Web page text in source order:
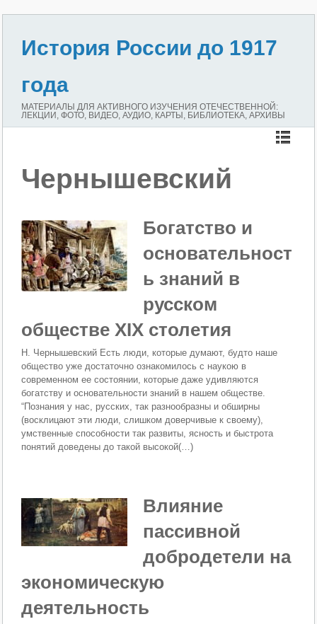
История России до 1917
года
МАТЕРИАЛЫ ДЛЯ АКТИВНОГО ИЗУЧЕНИЯ ОТЕЧЕСТВЕННОЙ:
ЛЕКЦИИ, ФОТО, ВИДЕО, АУДИО, КАРТЫ, БИБЛИОТЕКА, АРХИВЫ
Чернышевский
Богатство и
основательност
ь знаний в
русском
обществе XIX столетия
Н. Чернышевский Есть люди, которые думают, будто наше
общество уже достаточно ознакомилось с наукою в
современном ее состоянии, которые даже удивляются
богатству и основательности знаний в нашем обществе.
“Познания у нас, русских, так разнообразны и обширны
(воскли­цают эти люди, слишком доверчивые к своему),
умственные спо­собности так развиты, ясность и быстрота
понятий доведены до такой высокой(…)
Влияние
пассивной
добродетели на
экономическую
деятельность